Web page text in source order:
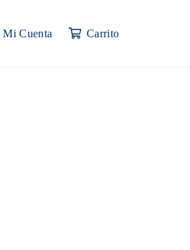
Mi Cuenta Carrito